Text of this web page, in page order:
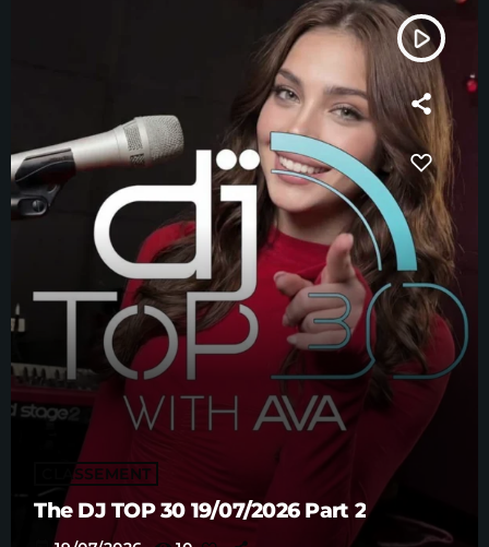
play_arrow
CLASSEMENT
The DJ TOP 30 19/07/2026 Part 2